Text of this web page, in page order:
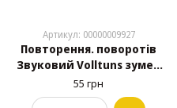
Артикул: 00000009927
Повторення. поворотів
Звуковий Volltuns зумер
12v
55 грн